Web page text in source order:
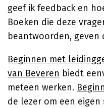
geef ik feedback en
Boeken die deze
beantwoorden, geven
Beginnen met
van Beveren biedt
meteen werken.
de lezer om een